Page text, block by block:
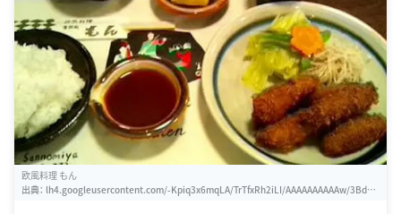
欧風料理 もん
出典： lh4.googleusercontent.com/-Kpiq3x6mqLA/TrTfxRh2iLI/AAAAAAAAAAw/3Bd4w